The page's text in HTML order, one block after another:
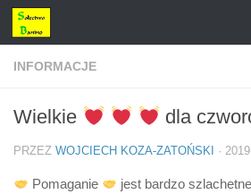
Przejdź do treści
INFORMACJE
Wielkie dla
PRZEZ WOJCIECH KOZA-ZATOŃSKI ·
Pomaganie
jest bardzo